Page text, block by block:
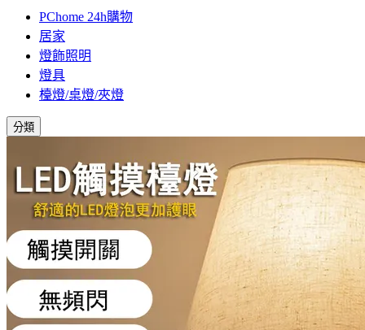
PChome 24h購物
居家
燈飾照明
燈具
檯燈/桌燈/夾燈
分類